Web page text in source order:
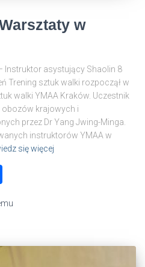
w
Instruktor asystujący Shaolin 8
Trening sztuk walki rozpoczął w
walki YMAA Kraków. Uczestnik
obozów krajowych i
przez Dr Yang Jwing-Minga.
instruktorów YMAA w
się więcej